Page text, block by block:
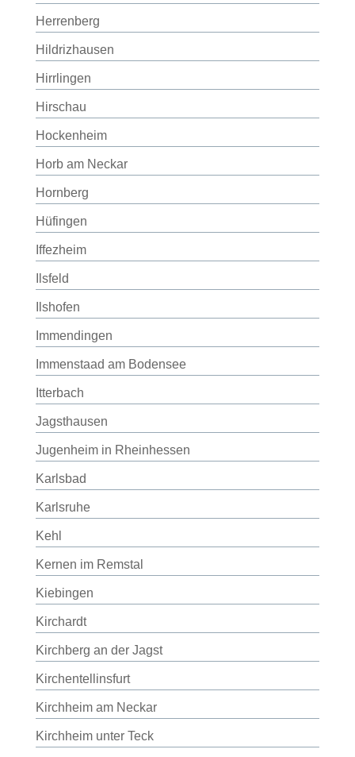
Herrenberg
Hildrizhausen
Hirrlingen
Hirschau
Hockenheim
Horb am Neckar
Hornberg
Hüfingen
Iffezheim
Ilsfeld
Ilshofen
Immendingen
Immenstaad am Bodensee
Itterbach
Jagsthausen
Jugenheim in Rheinhessen
Karlsbad
Karlsruhe
Kehl
Kernen im Remstal
Kiebingen
Kirchardt
Kirchberg an der Jagst
Kirchentellinsfurt
Kirchheim am Neckar
Kirchheim unter Teck